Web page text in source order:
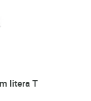
litera T